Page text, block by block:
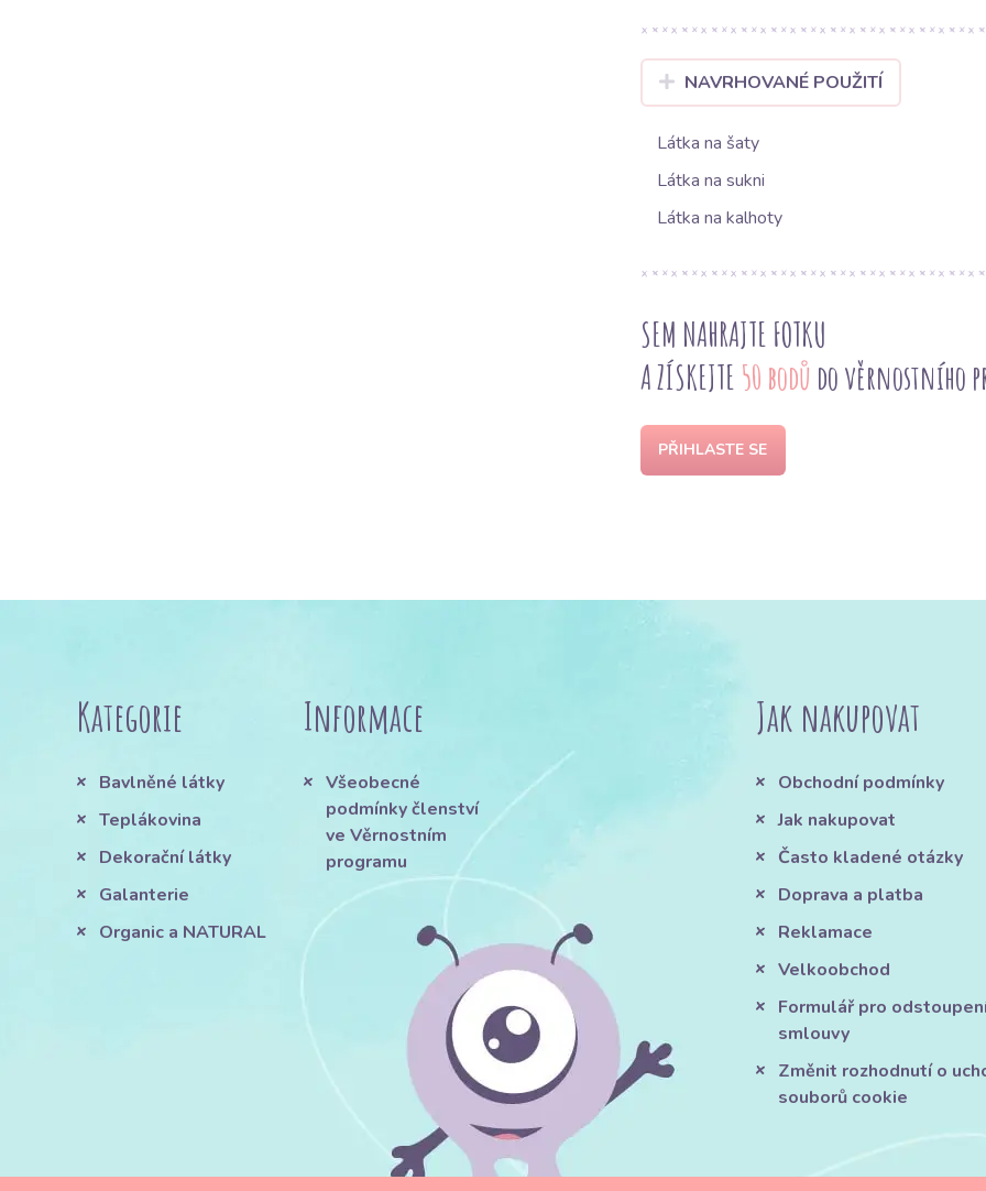
NAVRHOVANÉ POUŽITÍ
Látka na šaty
Látka na sukni
Látka na kalhoty
SEM NAHRAJTE FOTKU
A ZÍSKEJTE 50 bodů do věrnostního
PŘIHLASTE SE
Kategorie
Bavlněné látky
Teplákovina
Dekorační látky
Galanterie
Organic a NATURAL
Informace
Všeobecné
podmínky členství
ve Věrnostním
programu
Jak nakupovat
Obchodní podmínky
Jak nakupovat
Často kladené otázky
Doprava a platba
Reklamace
Velkoobchod
Formulář pro
smlouvy
Změnit rozhodnutí o
souborů cookie